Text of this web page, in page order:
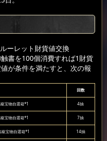
ーレット財貨値交換
書を100個消費すれば1財貨
が条件を満たすと、次の報
回数
宝物自選箱*1 4抽
宝物自選箱*1 7抽
宝物自選箱*1 14抽